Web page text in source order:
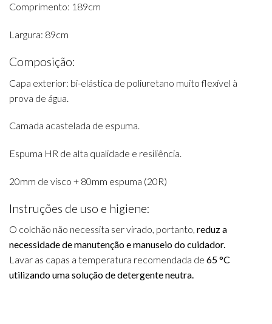
Comprimento: 189cm
Largura: 89cm
Composição:
Capa exterior: bi-elástica de poliuretano muito flexível à
prova de água.
Camada acastelada de espuma.
Espuma HR de alta qualidade e resiliência.
20mm de visco + 80mm espuma (20R)
Instruções de uso e higiene:
O colchão não necessita ser virado, portanto, reduz a
necessidade de manutenção e manuseio do cuidador.
Lavar as capas a temperatura recomendada de 65 °C
utilizando uma solução de detergente neutra.